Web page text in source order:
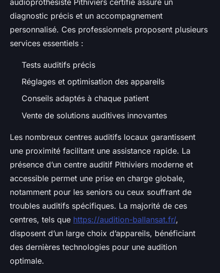
diagnostic précis et un accompagnement
personnalisé. Ces professionnels proposent plusieurs
services essentiels :
Tests auditifs précis
Réglages et optimisation des appareils
Conseils adaptés à chaque patient
Vente de solutions auditives innovantes
Les nombreux centres auditifs locaux garantissent
une proximité facilitant une assistance rapide. La
présence d’un centre auditif Pithiviers moderne et
accessible permet une prise en charge globale,
notamment pour les seniors ou ceux souffrant de
troubles auditifs spécifiques. La majorité de ces
centres, tels que https://audition-ballansat.fr/,
disposent d’un large choix d’appareils, bénéficiant
des dernières technologies pour une audition
optimale.